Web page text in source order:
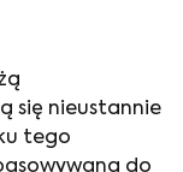
się nieustannie
tego
do